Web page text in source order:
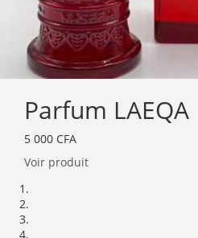
Parfum LAEQA
5 000 CFA
Voir produit